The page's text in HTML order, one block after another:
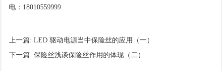
电：18010559999
上一篇: LED 驱动电源当中保险丝的应用（一）
下一篇: 保险丝浅谈保险丝作用的体现（二）